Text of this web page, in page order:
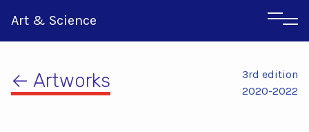
Art & Science
← Artworks
3rd edition
2020-2022